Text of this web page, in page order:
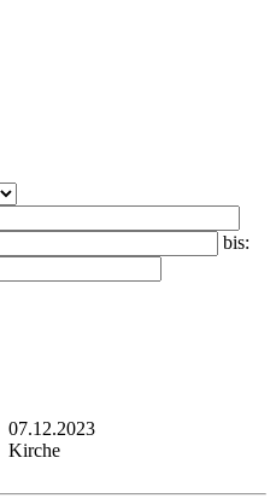
bis:
07.12.2023
Kirche